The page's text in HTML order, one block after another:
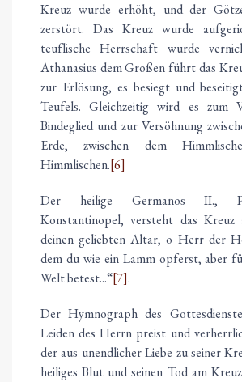
Kreuz wurde erhöht, und der
zerstört. Das Kreuz wurde
teuflische Herrschaft wurde
Athanasius dem Großen führt das
zur Erlösung, es besiegt und
Teufels. Gleichzeitig wird es zum
Bindeglied und zur Versöhnung
Erde, zwischen dem
Himmlischen.[6]
Der heilige Germanos II.,
Konstantinopel, versteht das
deinen geliebten Altar, o Herr der
dem du wie ein Lamm opferst, aber
Welt betest...“[7].
Der Hymnograph des
Leiden des Herrn preist und
der aus unendlicher Liebe zu seiner
heiliges Blut und seinen Tod am